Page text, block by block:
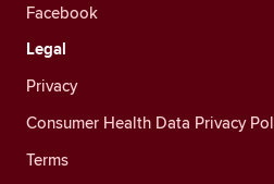
Facebook
Legal
Privacy
Consumer Health Data Privacy
Terms